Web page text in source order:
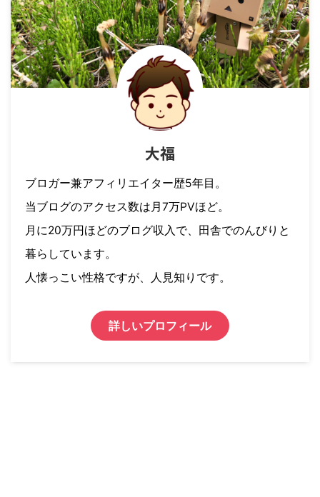
大福
ブロガー兼アフィリエイター歴5年目。
当ブログのアクセス数は月7万PVほど。
月に20万円ほどのブログ収入で、田舎でのんびりと
暮らしています。
人懐っこい性格ですが、人見知りです。
詳しいプロフィール